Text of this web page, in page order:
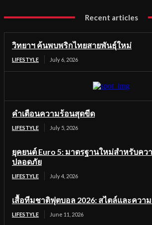
Recent articles
วิทยาฯ ค้นพบพริกไทยสายพันธุ์ใหม่
LIFESTYLE July 6, 2026
คำเตือนความร้อนสุดขีด
LIFESTYLE July 5, 2026
ยุคยนต์ Euro 5: มาตรฐานใหม่สำหรับคว
ปลอดภัย
LIFESTYLE July 4, 2026
เสื้อทีมชาติฟุตบอล 2026: สไตล์และควา
LIFESTYLE June 11, 2026